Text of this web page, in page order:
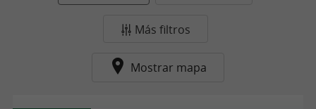
Más filtros
Mostrar mapa